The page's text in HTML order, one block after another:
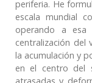
periferia. He
escala mundial
operando a esa
centralización del
la acumulación y
en el centro del